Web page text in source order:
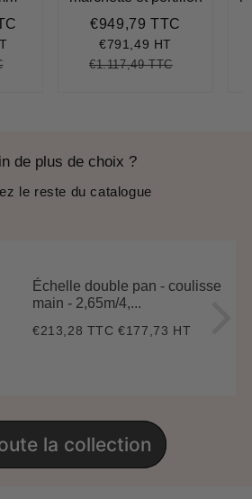
€1.299,40
Prix
réduit
€949,79 TTC
€791,49 HT
Prix
€1.117,49 TTC€1.117,49
de plus de choix ?
le reste du catalogue
Échelle double pan - coulisse
main - 2,65m/4,...
Prix
€213,28 TTC€213,28
€177,73 HT
la collection